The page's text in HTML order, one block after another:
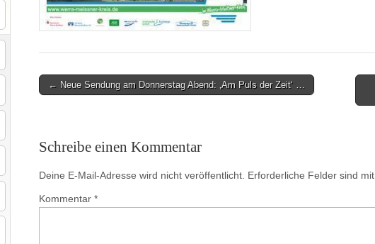
Post← Neue Sendung am Donnerstag Abend: ‚Am Puls der Zeit‘ …
Schreibe einen Kommentar
Deine E-Mail-Adresse wird nicht veröffentlicht. Erforderliche Felder sind mit
Kommentar *